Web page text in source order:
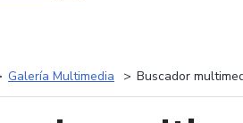
Galería Multimedia Buscador